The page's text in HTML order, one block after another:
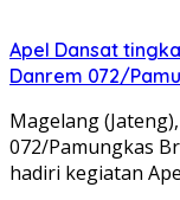
Apel Dansat
Danrem 072/
Magelang
072/Pamungkas
hadiri kegiatan